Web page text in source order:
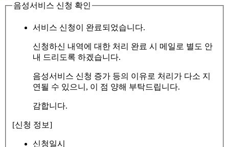
음성서비스 신청 확인
서비스 신청이 완료되었습니다.
신청하신 내역에 대한 처리 완료 시 메일로 별도 안
내 드리도록 하겠습니다.
음성서비스 신청 증가 등의 이유로 처리가 다소 지
연될 수 있으니, 이 점 양해 부탁드립니다.
감합니다.
[신청 정보]
신청일시